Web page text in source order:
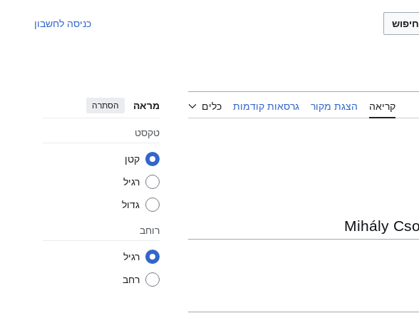
חיפוש כניסה לחשבון
קריאה הצגת מקור גרסאות קודמות כלים מראה הסתרה
טקסט
קטן
רגיל
גדול
רוחב
רגיל
רחב